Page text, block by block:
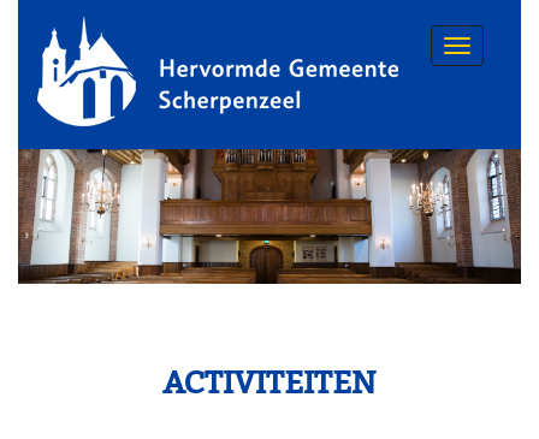
Toggle
ACTIVITEITEN